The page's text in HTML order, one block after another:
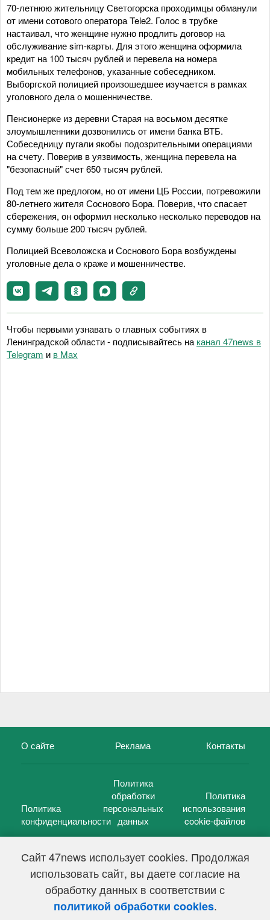
Сайт 47news использует cookies. Продолжая
использовать сайт, вы даете согласие на
обработку данных в соответствии с
политикой обработки cookies.
70-летнюю жительницу Светогорска проходимцы обманули
от имени сотового оператора Tele2. Голос в трубке
настаивал, что женщине нужно продлить договор на
обслуживание sim-карты. Для этого женщина оформила
кредит на 100 тысяч рублей и перевела на номера
мобильных телефонов, указанные собеседником.
Выборгской полицией произошедшее изучается в рамках
уголовного дела о мошенничестве.
Пенсионерке из деревни Старая на восьмом десятке
злоумышленники дозвонились от имени банка ВТБ.
Собеседницу пугали якобы подозрительными операциями
на счету. Поверив в уязвимость, женщина перевела на
"безопасный" счет 650 тысяч рублей.
Под тем же предлогом, но от имени ЦБ России, потревожили
80-летнего жителя Соснового Бора. Поверив, что спасает
сбережения, он оформил несколько несколько переводов на
сумму больше 200 тысяч рублей.
Полицией Всеволожска и Соснового Бора возбуждены
уголовные дела о краже и мошенничестве.
Чтобы первыми узнавать о главных событиях в
Ленинградской области - подписывайтесь на канал 47news в
Telegram и в Maх
О сайте Реклама Контакты
Политика
конфиденциальности
Политика
обработки
персональных
данных
Политика
использования
cookie-файлов
47 новостей (47 news)2005 — 2026 г.
Свидетельство о регистрации СМИ Эл № ФС 77-39848, выдано
Федеральной службой по надзору в сфере связи,
информационных технологий и массовых коммуникаций